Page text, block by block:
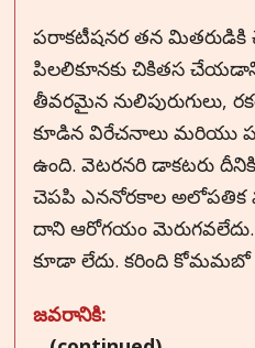
పరాకటీషనర తన
పిలలికూనకు చికితస
తీవరమైన నులిపురుగులు,
కూడిన విరేచనాలు మరియు
ఉంది. వెటరనరి డాకటరు
చెపపి ఎననోరకాల అలోపతిక
దాని ఆరోగయం
కూడా లేదు. కరింది
జవరానికి: